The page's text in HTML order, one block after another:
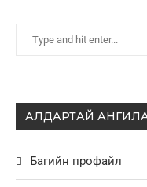
АЛДАРТАЙ
Багийн профайл